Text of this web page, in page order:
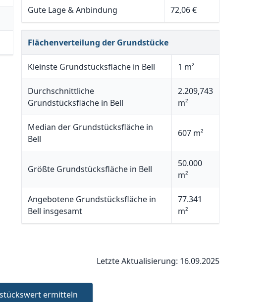
Gute Lage & Anbindung 72,06 €
Flächenverteilung der Grundstücke
Kleinste Grundstücksfläche in Bell 1 m²
Durchschnittliche
Grundstücksfläche in Bell
2.209,743
m²
Median der Grundstücksfläche in
Bell
607 m²
Größte Grundstücksfläche in Bell
50.000
m²
Angebotene Grundstücksfläche in
Bell insgesamt
77.341
m²
Letzte Aktualisierung: 16.09.2025
ermitteln